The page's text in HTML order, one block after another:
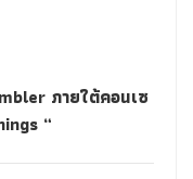
ภายใต้คอนเซ
“